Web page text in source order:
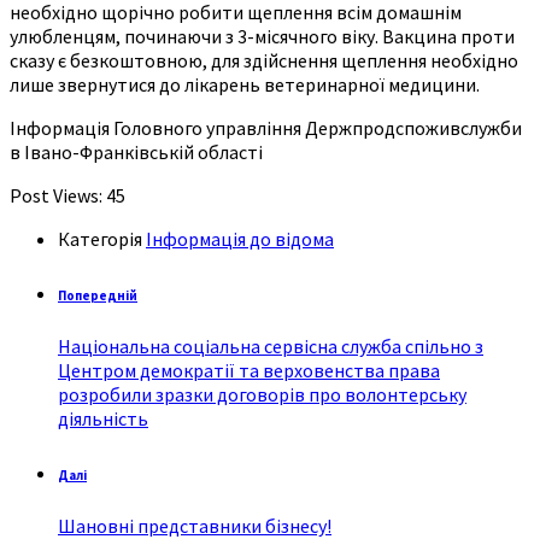
необхідно щорічно робити щеплення всім домашнім
улюбленцям, починаючи з 3-місячного віку. Вакцина проти
сказу є безкоштовною, для здійснення щеплення необхідно
лише звернутися до лікарень ветеринарної медицини.
Інформація Головного управління Держпродспоживслужби
в Івано-Франківській області
Post Views: 45
Категорія Інформація до відома
Попередній
Національна соціальна сервісна служба спільно з
Центром демократії та верховенства права
розробили зразки договорів про волонтерську
діяльність
Далі
Шановні представники бізнесу!